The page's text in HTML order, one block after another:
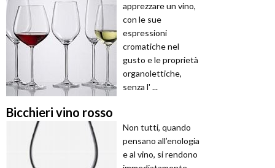
apprezzare un vino,
con le sue
espressioni
cromatiche nel
gusto e le proprietà
organolettiche,
senza l' ...
Bicchieri vino rosso
Non tutti, quando
pensano all’enologia
e al vino, si rendono